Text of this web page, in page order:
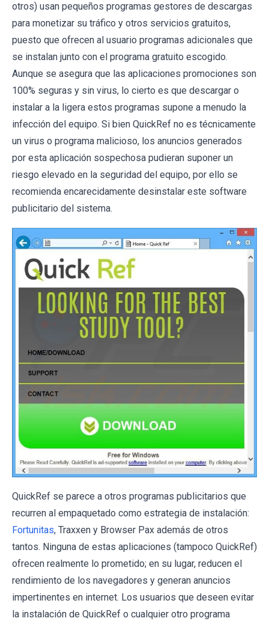
otros) usan pequeños programas gestores de descargas
para monetizar su tráfico y otros servicios gratuitos,
puesto que ofrecen al usuario programas adicionales que
se instalan junto con el programa gratuito escogido.
Aunque se asegura que las aplicaciones promociones son
100% seguras y sin virus, lo cierto es que descargar o
instalar a la ligera estos programas supone a menudo la
infección del equipo. Si bien QuickRef no es técnicamente
un virus o programa malicioso, los anuncios generados
por esta aplicación sospechosa pudieran suponer un
riesgo elevado en la seguridad del equipo, por ello se
recomienda encarecidamente desinstalar este software
publicitario del sistema.
QuickRef se parece a otros programas publicitarios que
recurren al empaquetado como estrategia de instalación:
Fortunitas, Traxxen y Browser Pax además de otros
tantos. Ninguna de estas aplicaciones (tampoco QuickRef)
ofrecen realmente lo prometido; en su lugar, reducen el
rendimiento de los navegadores y generan anuncios
impertinentes en internet. Los usuarios que deseen evitar
la instalación de QuickRef o cualquier otro programa